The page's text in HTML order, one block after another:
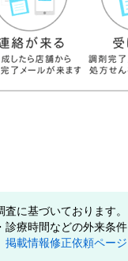
に基づいております。
診療時間などの外来条件
掲載情報修正依頼ページ